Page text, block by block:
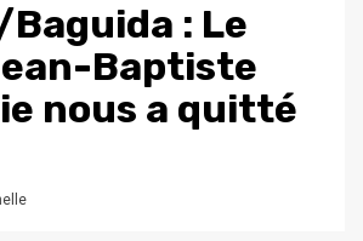
: Le
Baptiste
nous a quitté